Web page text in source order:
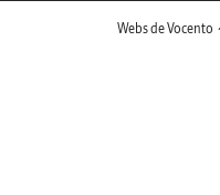
Webs de Vocento